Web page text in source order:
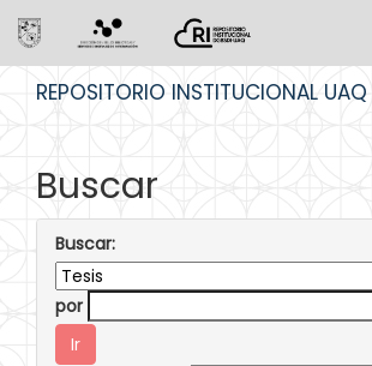
REPOSITORIO INSTITUCIONAL UAQ
Buscar
Buscar:
por